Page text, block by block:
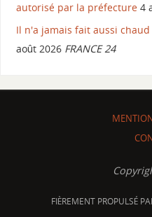
autorisé par la préfecture 4
Il n'a jamais fait aussi
août 2026 FRANCE 24
FIÈREMENT PROPULSÉ